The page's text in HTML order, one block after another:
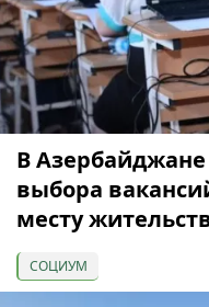
В Азербайджане
выбора
месту
СОЦИУМ